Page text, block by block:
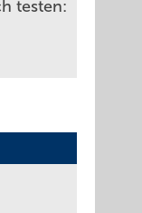
testen: